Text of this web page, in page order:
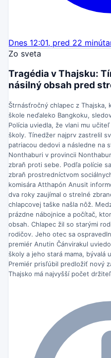
Dnes 12:01, pred 22
Zo sveta
Tragédia v Thajsku:
násilný obsah pred
Štrnásťročný chlapec z
škole neďaleko Bangkoku,
Polícia uviedla, že vlani mu
školy. Tínedžer najprv zastrelil
patriacou dedovi a následne na
Nonthaburi v provincii
zbraň proti sebe. Podľa polície
zbraň prostredníctvom
komisára Atthapón Anusit
dva roky zaujímal o strelné
chlapcovej taške našla nôž.
prázdne nábojnice a počítač,
obsah. Chlapec žil so starými
rodičov. Jeho otec sa
premiér Anutin Čánvirakul
školy a jeho stará mama, bývalá
Premiér prisľúbil predložiť nový
Thajsko má najvyšší počet